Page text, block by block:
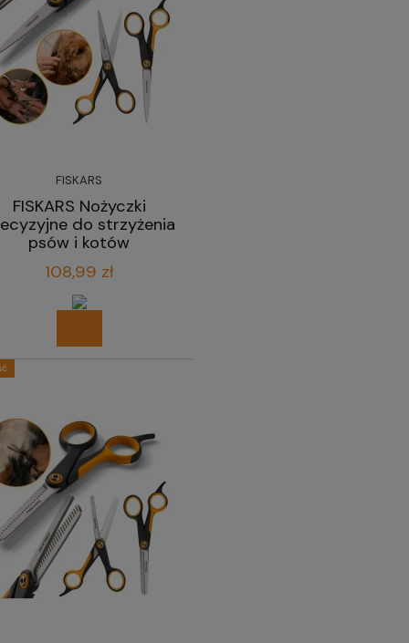
FISKARS
FISKARS Nożyczki
do strzyżenia
psów i kotów
profesjonalne 17 cm
108,99 zł